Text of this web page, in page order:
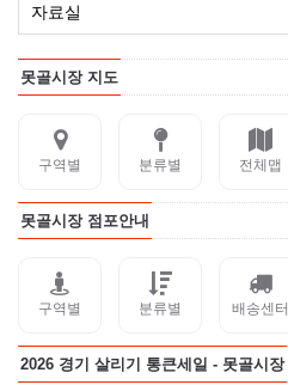
자료실
못골시장 지도
구역별 분류별 전체맵
못골시장 점포안내
구역별 분류별 배송센터
2026 경기 살리기 통큰세일 - 못골시장